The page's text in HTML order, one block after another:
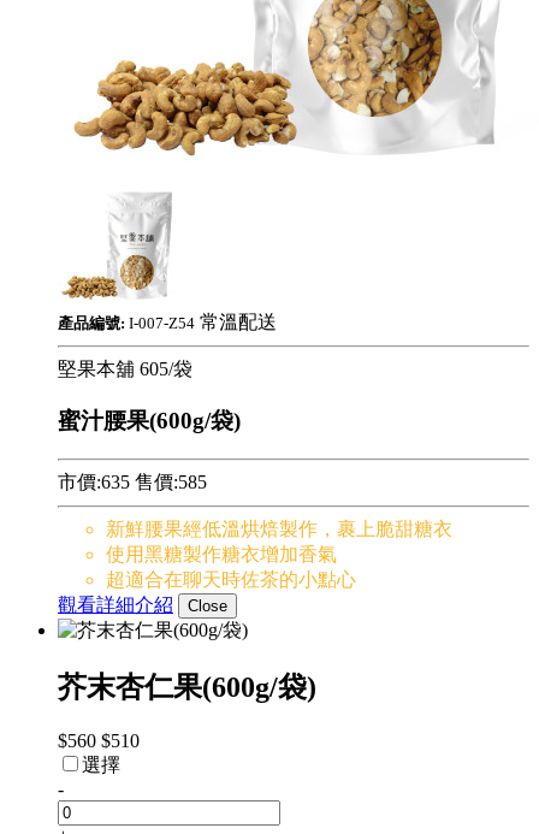
產品編號: I-007-Z54 常溫配送
堅果本舖 605/袋
蜜汁腰果(600g/袋)
市價:635 售價:585
新鮮腰果經低溫烘焙製作，裹上脆甜糖衣
使用黑糖製作糖衣增加香氣
超適合在聊天時佐茶的小點心
觀看詳細介紹
Close
芥末杏仁果(600g/袋)
$560 $510
選擇
-